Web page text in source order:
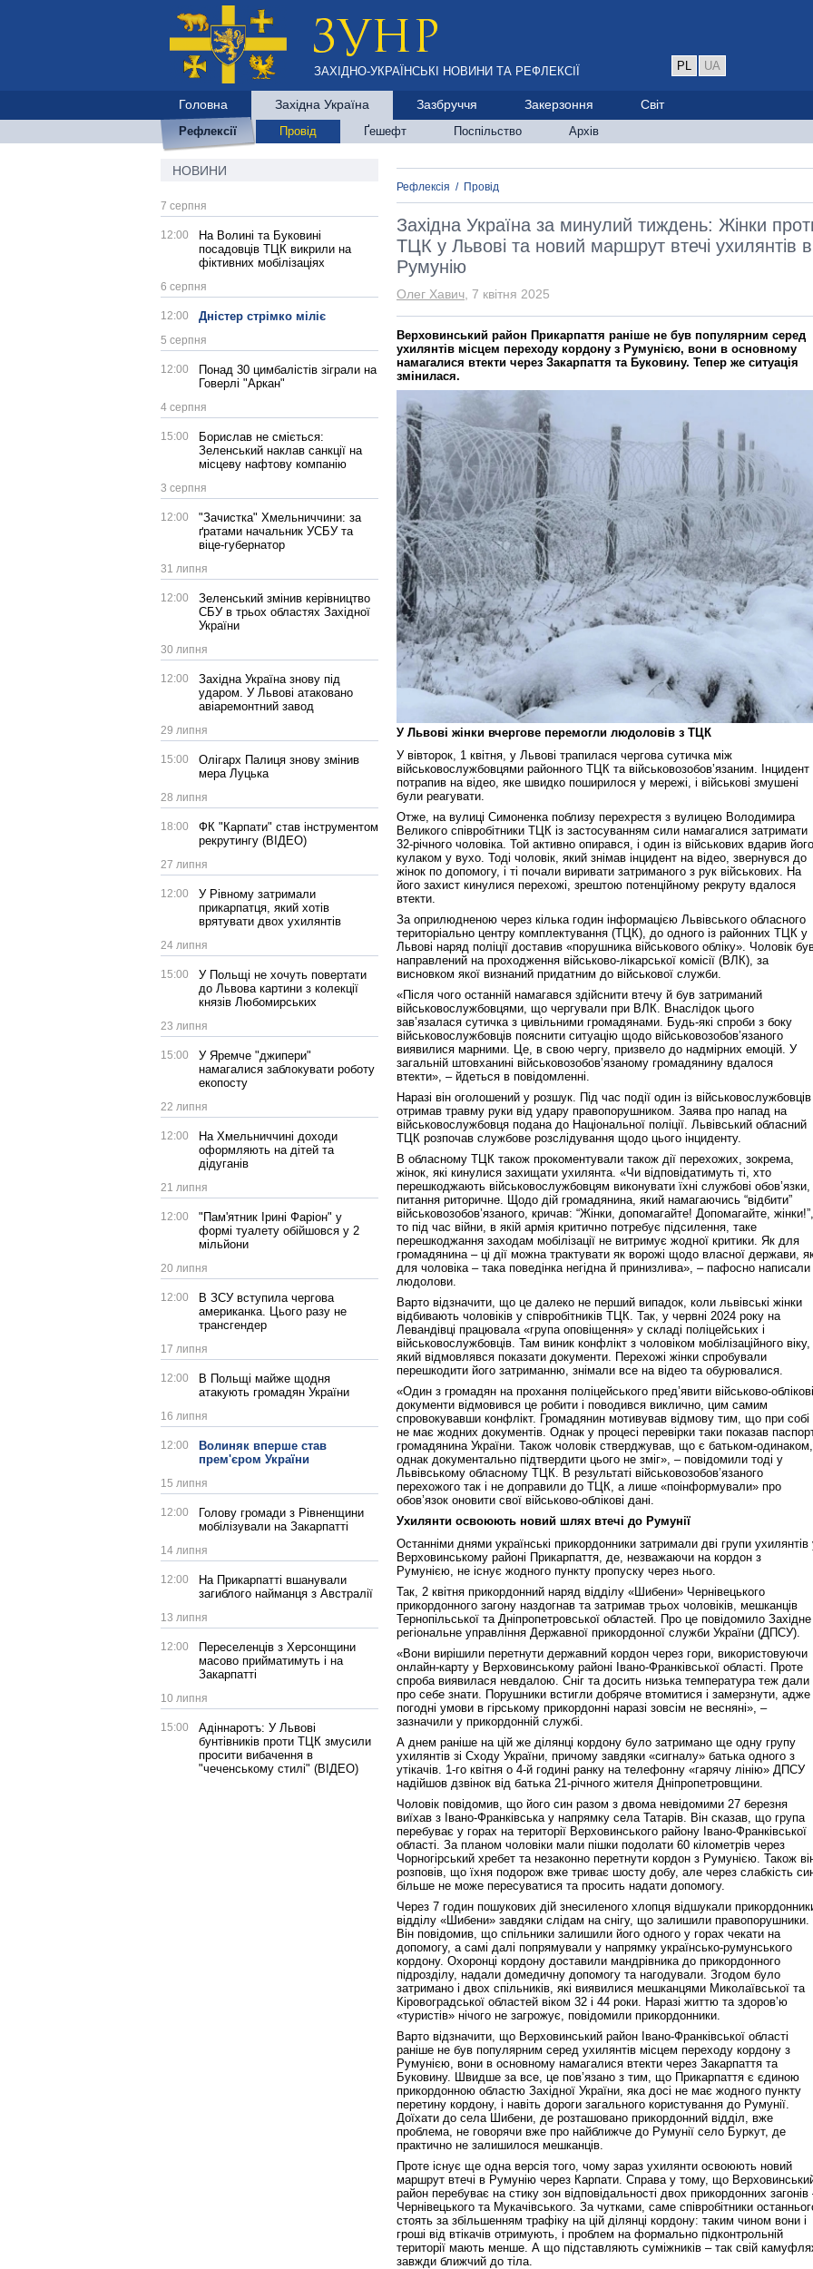
ЗАХІДНО-УКРАЇНСЬКІ НОВИНИ ТА РЕФЛЕКСІЇ PL UA
Головна Західна Україна Зазбруччя Закерзоння Світ
Рефлексії Провід Ґешефт Поспільство Архів
НОВИНИ
7 серпня
12:00
На Волині та Буковині
посадовців ТЦК викрили на
фіктивних мобілізаціях
6 серпня
12:00 Дністер стрімко міліє
5 серпня
12:00
Понад 30 цимбалістів зіграли на
Говерлі "Аркан"
4 серпня
15:00
Борислав не сміється:
Зеленський наклав санкції на
місцеву нафтову компанію
3 серпня
12:00
"Зачистка" Хмельниччини: за
ґратами начальник УСБУ та
віце-губернатор
31 липня
12:00
Зеленський змінив керівництво
СБУ в трьох областях Західної
України
30 липня
12:00
Західна Україна знову під
ударом. У Львові атаковано
авіаремонтний завод
29 липня
15:00
Олігарх Палиця знову змінив
мера Луцька
28 липня
18:00
ФК "Карпати" став інструментом
рекрутингу (ВІДЕО)
27 липня
12:00
У Рівному затримали
прикарпатця, який хотів
врятувати двох ухилянтів
24 липня
15:00
У Польщі не хочуть повертати
до Львова картини з колекції
князів Любомирських
23 липня
15:00
У Яремче "джипери"
намагалися заблокувати роботу
екопосту
22 липня
12:00
На Хмельниччині доходи
оформляють на дітей та
дідуганів
21 липня
12:00
"Пам'ятник Ірині Фаріон" у
формі туалету обійшовся у 2
мільйони
20 липня
12:00
В ЗСУ вступила чергова
американка. Цього разу не
трансгендер
17 липня
12:00
В Польщі майже щодня
атакують громадян України
16 липня
12:00
Волиняк вперше став
прем'єром України
15 липня
12:00
Голову громади з Рівненщини
мобілізували на Закарпатті
14 липня
12:00
На Прикарпатті вшанували
загиблого найманця з Австралії
13 липня
12:00
Переселенців з Херсонщини
масово прийматимуть і на
Закарпатті
10 липня
15:00
Адіннаротъ: У Львові
бунтівників проти ТЦК змусили
просити вибачення в
"чеченському стилі" (ВІДЕО)
Рефлексія / Провід
Західна Україна за минулий тиждень: Жінки
ТЦК у Львові та новий маршрут втечі ухилянтів в
Румунію
Олег Хавич , 7 квітня 2025
Верховинський район Прикарпаття раніше не був популярним серед
ухилянтів місцем переходу кордону з Румунією, вони в основному
намагалися втекти через Закарпаття та Буковину. Тепер же ситуація
змінилася.
У Львові жінки вчергове перемогли людоловів з ТЦК
У вівторок, 1 квітня, у Львові трапилася чергова сутичка між
військовослужбовцями районного ТЦК та військовозобов’язаним. Інцидент
потрапив на відео, яке швидко поширилося у мережі, і військові змушені
були реагувати.
Отже, на вулиці Симоненка поблизу перехрестя з вулицею Володимира
Великого співробітники ТЦК із застосуванням сили намагалися затримати
32-річного чоловіка. Той активно опирався, і один із військових вдарив його
кулаком у вухо. Тоді чоловік, який знімав інцидент на відео, звернувся до
жінок по допомогу, і ті почали виривати затриманого з рук військових. На
його захист кинулися перехожі, зрештою потенційному рекруту вдалося
втекти.
За оприлюдненою через кілька годин інформацією Львівського обласного
територіально центру комплектування (ТЦК), до одного із районних ТЦК у
Львові наряд поліції доставив «порушника військового обліку». Чоловік
направлений на проходження військово-лікарської комісії (ВЛК), за
висновком якої визнаний придатним до військової служби.
«Після чого останній намагався здійснити втечу й був затриманий
військовослужбовцями, що чергували при ВЛК. Внаслідок цього
зав’язалася сутичка з цивільними громадянами. Будь-які спроби з боку
військовослужбовців пояснити ситуацію щодо військовозобов’язаного
виявилися марними. Це, в свою чергу, призвело до надмірних емоцій. У
загальній штовханині військовозобов’язаному громадянину вдалося
втекти», – йдеться в повідомленні.
Наразі він оголошений у розшук. Під час події один із військовослужбовців
отримав травму руки від удару правопорушником. Заява про напад на
військовослужбовця подана до Національної поліції. Львівський обласний
ТЦК розпочав службове розслідування щодо цього інциденту.
В обласному ТЦК також прокоментували також дії перехожих, зокрема,
жінок, які кинулися захищати ухилянта. «Чи відповідатимуть ті, хто
перешкоджають військовослужбовцям виконувати їхні службові обов’язки,
питання риторичне. Щодо дій громадянина, який намагаючись “відбити”
військовозобов’язаного, кричав: “Жінки, допомагайте! Допомагайте, жінки!”,
то під час війни, в якій армія критично потребує підсилення, таке
перешкоджання заходам мобілізації не витримує жодної критики. Як для
громадянина – ці дії можна трактувати як ворожі щодо власної держави,
для чоловіка – така поведінка негідна й принизлива», – пафосно написали
людолови.
Варто відзначити, що це далеко не перший випадок, коли львівські жінки
відбивають чоловіків у співробітників ТЦК. Так, у червні 2024 року на
Левандівці працювала «група оповіщення» у складі поліцейських і
військовослужбовців. Там виник конфлікт з чоловіком мобілізаційного віку,
який відмовлявся показати документи. Перехожі жінки спробували
перешкодити його затриманню, знімали все на відео та обурювалися.
«Один з громадян на прохання поліцейського пред’явити військово-облікові
документи відмовився це робити і поводився виклично, цим самим
спровокувавши конфлікт. Громадянин мотивував відмову тим, що при собі
не має жодних документів. Однак у процесі перевірки таки показав
громадянина України. Також чоловік стверджував, що є батьком-одинаком,
однак документально підтвердити цього не зміг», – повідомили тоді у
Львівському обласному ТЦК. В результаті військовозобов’язаного
перехожого так і не доправили до ТЦК, а лише «поінформували» про
обов’язок оновити свої військово-облікові дані.
Ухилянти освоюють новий шлях втечі до Румунії
Останніми днями українські прикордонники затримали дві групи ухилянтів
Верховинському районі Прикарпаття, де, незважаючи на кордон з
Румунією, не існує жодного пункту пропуску через нього.
Так, 2 квітня прикордонний наряд відділу «Шибени» Чернівецького
прикордонного загону наздогнав та затримав трьох чоловіків, мешканців
Тернопільської та Дніпропетровської областей. Про це повідомило Західне
регіональне управління Державної прикордонної служби України (ДПСУ).
«Вони вирішили перетнути державний кордон через гори, використовуючи
онлайн-карту у Верховинському районі Івано-Франківської області. Проте
спроба виявилася невдалою. Сніг та досить низька температура теж дали
про себе знати. Порушники встигли добряче втомитися і замерзнути, адже
погодні умови в гірському прикордонні наразі зовсім не весняні», –
зазначили у прикордонній службі.
А днем раніше на цій же ділянці кордону було затримано ще одну групу
ухилянтів зі Сходу України, причому завдяки «сигналу» батька одного з
утікачів. 1-го квітня о 4-й годині ранку на телефонну «гарячу лінію» ДПСУ
надійшов дзвінок від батька 21-річного жителя Дніпропетровщини.
Чоловік повідомив, що його син разом з двома невідомими 27 березня
виїхав з Івано-Франківська у напрямку села Татарів. Він сказав, що група
перебуває у горах на території Верховинського району Івано-Франківської
області. За планом чоловіки мали пішки подолати 60 кілометрів через
Чорногірський хребет та незаконно перетнути кордон з Румунією. Також
розповів, що їхня подорож вже триває шосту добу, але через слабкість
більше не може пересуватися та просить надати допомогу.
Через 7 годин пошукових дій знесиленого хлопця відшукали
відділу «Шибени» завдяки слідам на снігу, що залишили правопорушники.
Він повідомив, що спільники залишили його одного у горах чекати на
допомогу, а самі далі попрямували у напрямку українсько-румунського
кордону. Охоронці кордону доставили мандрівника до прикордонного
підрозділу, надали домедичну допомогу та нагодували. Згодом було
затримано і двох спільників, які виявилися мешканцями Миколаївської та
Кіровоградської областей віком 32 і 44 роки. Наразі життю та здоров’ю
«туристів» нічого не загрожує, повідомили прикордонники.
Варто відзначити, що Верховинський район Івано-Франківської області
раніше не був популярним серед ухилянтів місцем переходу кордону з
Румунією, вони в основному намагалися втекти через Закарпаття та
Буковину. Швидше за все, це пов’язано з тим, що Прикарпаття є єдиною
прикордонною областю Західної України, яка досі не має жодного пункту
перетину кордону, і навіть дороги загального користування до Румунії.
Доїхати до села Шибени, де розташовано прикордонний відділ, вже
проблема, не говорячи вже про найближче до Румунії село Буркут, де
практично не залишилося мешканців.
Проте існує ще одна версія того, чому зараз ухилянти освоюють новий
маршрут втечі в Румунію через Карпати. Справа у тому, що
район перебуває на стику зон відповідальності двох прикордонних загонів
Чернівецького та Мукачівського. За чутками, саме співробітники
стоять за збільшенням трафіку на цій ділянці кордону: таким чином вони і
гроші від втікачів отримують, і проблем на формально підконтрольній
території мають менше. А що підставляють суміжників – так свій
завжди ближчий до тіла.
Реконструкція подій 1 листопада
1918 року у Львові
Спільний інформпростір Західної
України